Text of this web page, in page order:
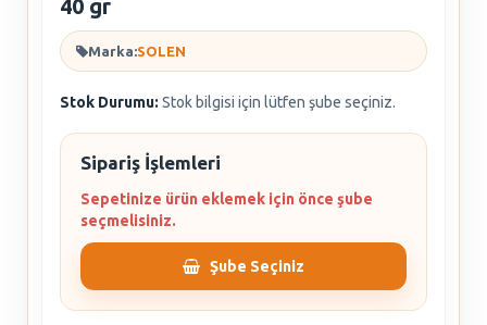
40 gr
Marka:SOLEN
Stok Durumu: Stok bilgisi için lütfen şube seçiniz.
Sipariş İşlemleri
Sepetinize ürün eklemek için önce şube
seçmelisiniz.
Şube Seçiniz